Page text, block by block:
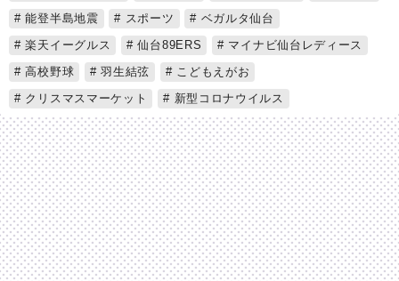
能登半島地震
スポーツ
ベガルタ仙台
楽天イーグルス
仙台89ERS
マイナビ仙台レディース
高校野球
羽生結弦
こどもえがお
クリスマスマーケット
新型コロナウイルス